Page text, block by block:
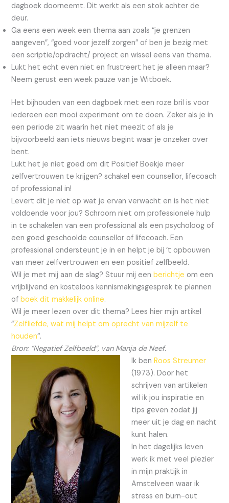
dagboek doorneemt. Dit werkt als een stok achter de
deur.
Ga eens een week een thema aan zoals “je grenzen
aangeven”, “goed voor jezelf zorgen” of ben je bezig met
een scriptie/opdracht/ project en wissel eens van thema.
Lukt het echt even niet en frustreert het je alleen maar?
Neem gerust een week pauze van je Witboek.
Het bijhouden van een dagboek met een roze bril is voor
iedereen een mooi experiment om te doen. Zeker als je in
een periode zit waarin het niet meezit of als je
bijvoorbeeld aan iets nieuws begint waar je onzeker over
bent.
Lukt het je niet goed om dit Positief Boekje meer
zelfvertrouwen te krijgen? schakel een counsellor, lifecoach
of professional in!
Levert dit je niet op wat je ervan verwacht en is het niet
voldoende voor jou? Schroom niet om professionele hulp
in te schakelen van een professional als een psycholoog of
een goed geschoolde counsellor of lifecoach. Een
professional ondersteunt je in en helpt je bij ‘t opbouwen
van meer zelfvertrouwen en een positief zelfbeeld.
Wil je met mij aan de slag? Stuur mij eenberichtje om een
vrijblijvend en kosteloos kennismakingsgesprek te plannen
ofboek dit makkelijk online.
Wil je meer lezen over dit thema? Lees hier mijn artikel
“Zelfliefde, wat mij helpt om oprecht van mijzelf te
houden“.
Bron: “Negatief Zelfbeeld”, van Manja de Neef.
Ik benRoos Streumer
(1973). Door het
schrijven van artikelen
wil ik jou inspiratie en
tips geven zodat jij
meer uit je dag en nacht
kunt halen.
In het dagelijks leven
werk ik met veel plezier
in mijn praktijk in
Amstelveen waar ik
stress en burn-out